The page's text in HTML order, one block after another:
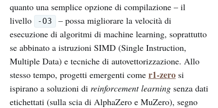
quanto una semplice opzione di compilazione – il
livello
-O3
– possa migliorare la velocità di
esecuzione di algoritmi di machine learning, soprattutto
se abbinato a istruzioni SIMD (Single Instruction,
Multiple Data) e tecniche di autovettorizzazione. Allo
stesso tempo, progetti emergenti come r1-zero si
ispirano a soluzioni di reinforcement learning senza dati
etichettati (sulla scia di AlphaZero e MuZero), segno